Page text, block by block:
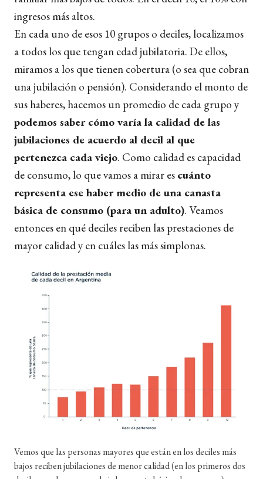
ingresos más altos.
En cada uno de esos 10 grupos o deciles, localizamos
a todos los que tengan edad jubilatoria. De ellos,
miramos a los que tienen cobertura (o sea que cobran
una jubilación o pensión). Considerando el monto de
sus haberes, hacemos un promedio de cada grupo y
podemos saber cómo varía la calidad de las
jubilaciones de acuerdo al decil al que
pertenezca cada viejo. Como calidad es capacidad
de consumo, lo que vamos a mirar es cuánto
representa ese haber medio de una canasta
básica de consumo (para un adulto). Veamos
entonces en qué deciles reciben las prestaciones de
mayor calidad y en cuáles las más simplonas.
Vemos que las personas mayores que están en los deciles más
bajos reciben jubilaciones de menor calidad (en los primeros dos